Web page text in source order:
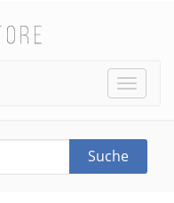
Toggle
Suche